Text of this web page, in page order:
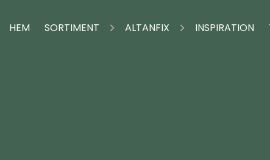
HEM SORTIMENT ALTANFIX INSPIRATION